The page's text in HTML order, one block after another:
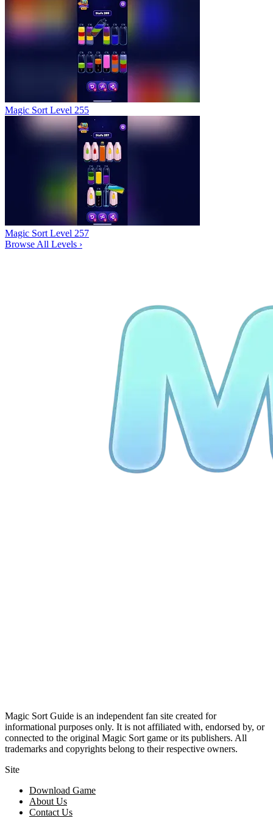
Magic Sort Level 255
Magic Sort Level 257
Browse All Levels ›
Magic Sort Guide is an independent fan site created for
informational purposes only. It is not affiliated with, endorsed by, or
connected to the original Magic Sort game or its publishers. All
trademarks and copyrights belong to their respective owners.
Site
Download Game
About Us
Contact Us